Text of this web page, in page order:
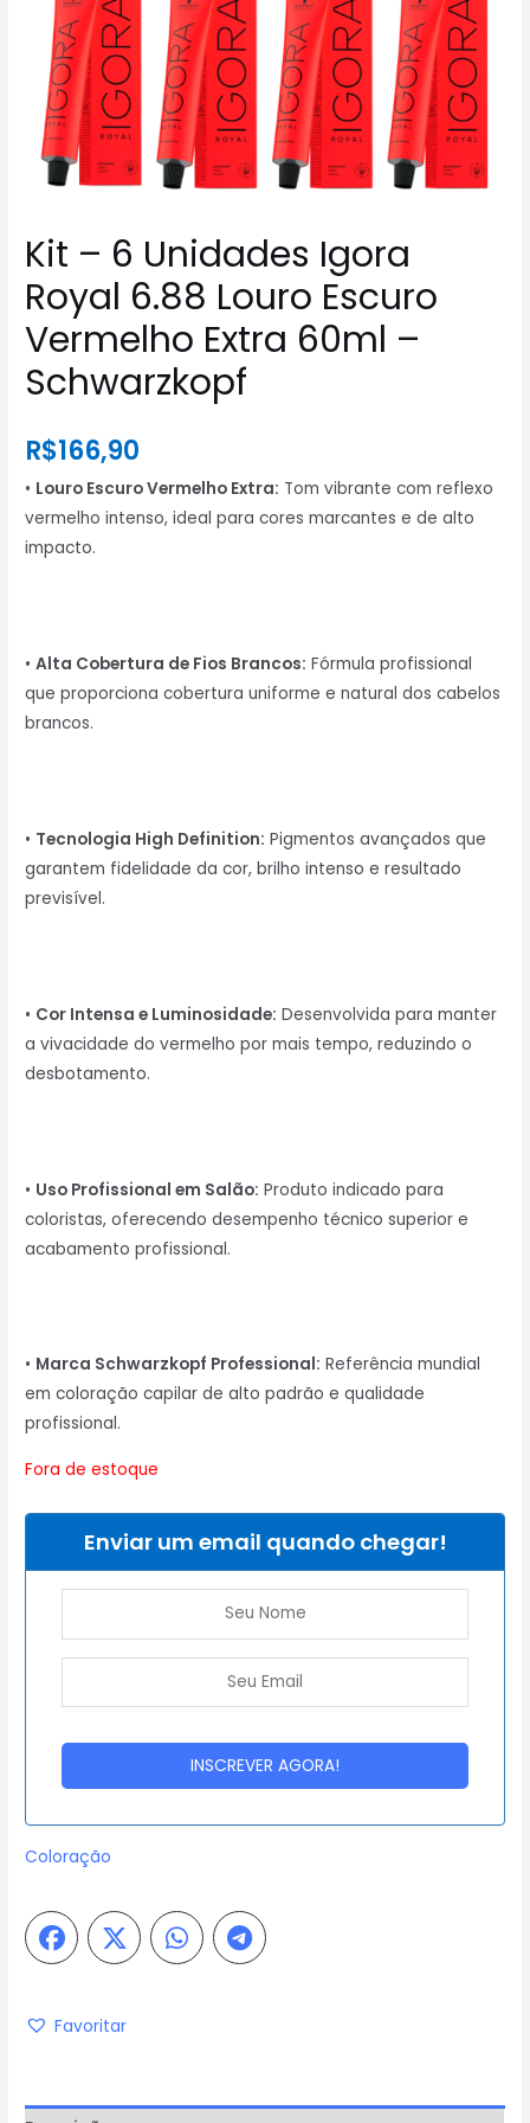
Kit – 6 Unidades Igora
Royal 6.88 Louro Escuro
Vermelho Extra 60ml –
Schwarzkopf
R$166,90
• Louro Escuro Vermelho Extra: Tom vibrante com reflexo
vermelho intenso, ideal para cores marcantes e de alto
impacto.
•Alta Cobertura de Fios Brancos: Fórmula profissional
que proporciona cobertura uniforme e natural dos cabelos
brancos.
• Tecnologia High Definition: Pigmentos avançados que
garantem fidelidade da cor, brilho intenso e resultado
previsível.
• Cor Intensa e Luminosidade: Desenvolvida para manter
a vivacidade do vermelho por mais tempo, reduzindo o
desbotamento.
• Uso Profissional em Salão: Produto indicado para
coloristas, oferecendo desempenho técnico superior e
acabamento profissional.
• Marca Schwarzkopf Professional: Referência mundial
em coloração capilar de alto padrão e qualidade
profissional.
Fora de estoque
Enviar um email quando chegar!
Coloração
Favoritar